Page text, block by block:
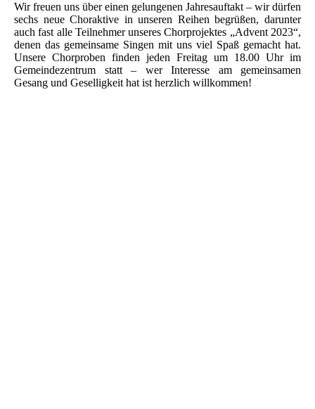
Wir freuen uns über einen gelungenen Jahresauftakt – wir dürfen
sechs neue Choraktive in unseren Reihen begrüßen, darunter
auch fast alle Teilnehmer unseres Chorprojektes „Advent 2023“,
denen das gemeinsame Singen mit uns viel Spaß gemacht hat.
Unsere Chorproben finden jeden Freitag um 18.00 Uhr im
Gemeindezentrum statt – wer Interesse am gemeinsamen
Gesang und Geselligkeit hat ist herzlich willkommen!